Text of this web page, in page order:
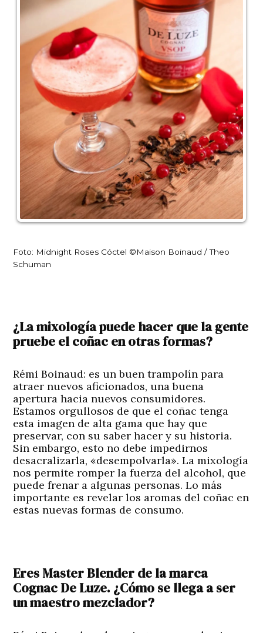
Foto: Midnight Roses Cóctel ©Maison Boinaud / Theo
Schuman
¿La mixología puede hacer que la gente
pruebe el coñac en otras formas?
Rémi Boinaud: es un buen trampolín para
atraer nuevos aficionados, una buena
apertura hacia nuevos consumidores.
Estamos orgullosos de que el coñac tenga
esta imagen de alta gama que hay que
preservar, con su saber hacer y su historia.
Sin embargo, esto no debe impedirnos
desacralizarla, «desempolvarla». La mixología
nos permite romper la fuerza del alcohol, que
puede frenar a algunas personas. Lo más
importante es revelar los aromas del coñac en
estas nuevas formas de consumo.
Eres Master Blender de la marca
Cognac De Luze. ¿Cómo se llega a ser
un maestro mezclador?